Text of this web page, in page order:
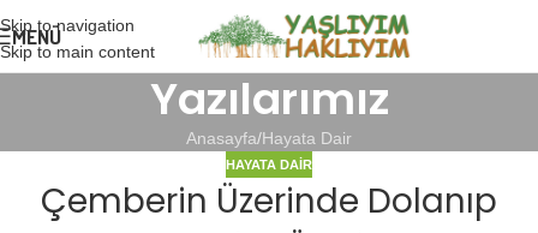
Skip to navigation
Skip to main content
MENÜ
Yazılarımız
Anasayfa Hayata Dair
HAYATA DAIR
Çemberin Üzerinde Dolanıp